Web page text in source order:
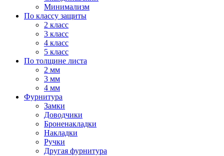
Минимализм
По классу защиты
2 класс
3 класс
4 класс
5 класс
По толщине листа
2 мм
3 мм
4 мм
Фурнитура
Замки
Доводчики
Броненакладки
Накладки
Ручки
Другая фурнитура